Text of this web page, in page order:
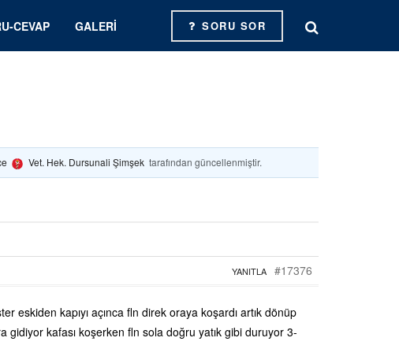
CEVAP GALERI SORU SOR
Vet. Hek. Dursunali Şimşek tarafından güncellenmiştir.
#17376
YANITLA
eskiden kapıyı açınca fln direk oraya koşardı artık dönüp
gidiyor kafası koşerken fln sola doğru yatık gibi duruyor 3-